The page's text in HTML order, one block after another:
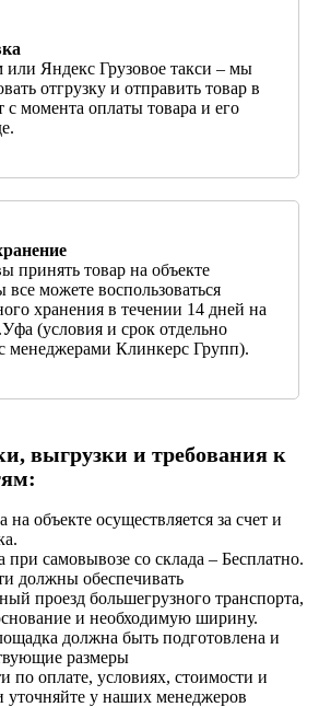
или Яндекс Грузовое такси – мы
отгрузку и отправить товар в
с момента оплаты товара и его
принять товар на объекте
все можете воспользоваться
хранения в течении 14 дней на
(условия и срок отдельно
менеджерами Клинкерс Групп).
выгрузки и требования к
на объекте осуществляется за счет и
при самовывозе со склада – Бесплатно.
должны обеспечивать
проезд большегрузного транспорта,
и необходимую ширину.
должна быть подготовлена и
размеры
по оплате, условиях, стоимости и
уточняйте у наших менеджеров